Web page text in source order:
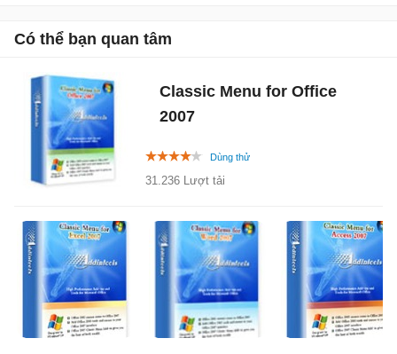
Có thể bạn quan tâm
Classic Menu for Office
2007
31.236 Lượt tải